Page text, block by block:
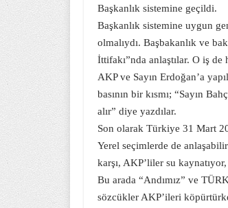
Başkanlık sistemine geçildi.
Başkanlık sistemine uygun
olmalıydı. Başbakanlık ve
İttifakı”nda anlaştılar. O iş de
AKP ve Sayın Erdoğan’a
basının bir kısmı; “Sayın
alır” diye yazdılar.
Son olarak Türkiye 31 Mart
Yerel seçimlerde de
karşı, AKP’liler su
Bu arada “Andımız” ve
sözcükler AKP’ileri